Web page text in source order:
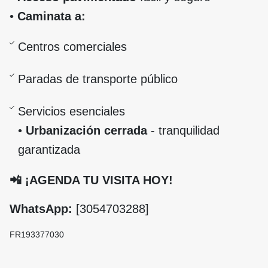
• Caminata a:
Centros comerciales
Paradas de transporte público
Servicios esenciales
• Urbanización cerrada- tranquilidad
garantizada
📲 ¡AGENDA TU VISITA HOY!
WhatsApp: [3054703288]
FR193377030